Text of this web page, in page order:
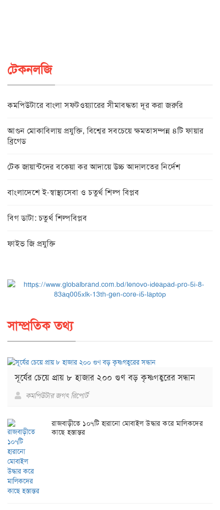
টেকনলজি
কমপিউটারে বাংলা সফটওয়্যারের সীমাবদ্ধতা দূর করা জরুরি
আগুন মোকাবিলায় প্রযুক্তি, বিশ্বের সবচেয়ে ক্ষমতাসম্পন্ন ৪টি ফায়ার
ব্রিগেড
টেক জায়ান্টদের বকেয়া কর আদায়ে উচ্চ আদালতের নির্দেশ
বাংলাদেশে ই-স্বাস্থ্যসেবা ও চতুর্থ শিল্প বিপ্লব
বিগ ডাটা: চতুর্থ শিল্পবিপ্লব
ফাইভ জি প্রযুক্তি
সাম্প্রতিক তথ্য
সূর্যের চেয়ে প্রায় ৮ হাজার ২০০ গুণ বড় কৃষ্ণগহ্বরের সন্ধান
কমপিউটার জগৎ রিপোর্ট
রাজবাড়ীতে ১০৭টি হারানো মোবাইল উদ্ধার করে মালিকদের
কাছে হস্তান্তর